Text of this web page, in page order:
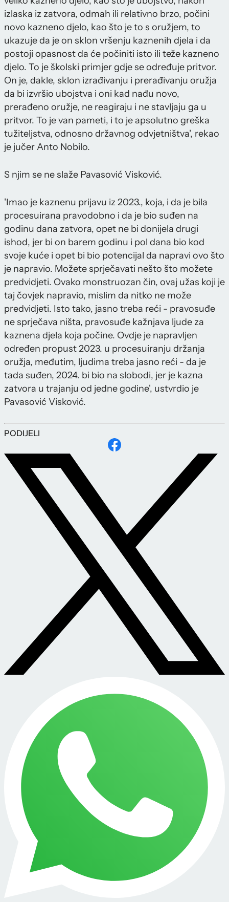
izlaska iz zatvora, odmah ili relativno brzo, počini
novo kazneno djelo, kao što je to s oružjem, to
ukazuje da je on sklon vršenju kaznenih djela i da
postoji opasnost da će počiniti isto ili teže kazneno
djelo. To je školski primjer gdje se određuje pritvor.
On je, dakle, sklon izrađivanju i prerađivanju oružja
da bi izvršio ubojstva i oni kad nađu novo,
prerađeno oružje, ne reagiraju i ne stavljaju ga u
pritvor. To je van pameti, i to je apsolutno greška
tužiteljstva, odnosno državnog odvjetništva', rekao
je jučer Anto Nobilo.
S njim se ne slaže Pavasović Visković.
'Imao je kaznenu prijavu iz 2023., koja, i da je bila
procesuirana pravodobno i da je bio suđen na
godinu dana zatvora, opet ne bi donijela drugi
ishod, jer bi on barem godinu i pol dana bio kod
svoje kuće i opet bi bio potencijal da napravi ovo što
je napravio. Možete sprječavati nešto što možete
predvidjeti. Ovako monstruozan čin, ovaj užas koji je
taj čovjek napravio, mislim da nitko ne može
predvidjeti. Isto tako, jasno treba reći - pravosuđe
ne sprječava ništa, pravosuđe kažnjava ljude za
kaznena djela koja počine. Ovdje je napravljen
određen propust 2023. u procesuiranju držanja
oružja, međutim, ljudima treba jasno reći - da je
tada suđen, 2024. bi bio na slobodi, jer je kazna
zatvora u trajanju od jedne godine', ustvrdio je
Pavasović Visković.
PODIJELI